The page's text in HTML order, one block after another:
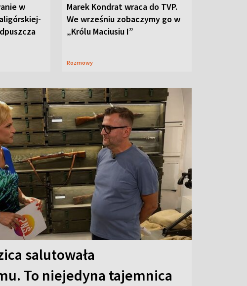
w
Marek Kondrat wraca do TVP.
We wrześniu zobaczymy go w
„Królu Maciusiu I”
Rozmowy
salutowała
To niejedyna tajemnica